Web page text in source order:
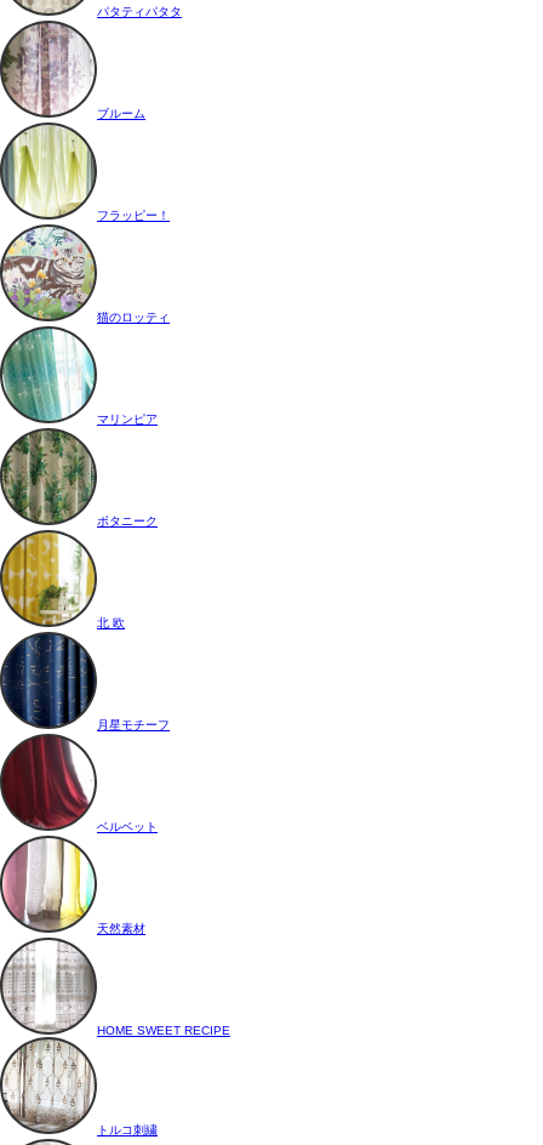
パタティパタタ
ブルーム
フラッピー！
猫のロッティ
マリンピア
ボタニーク
北 欧
月星モチーフ
ベルベット
天然素材
HOME SWEET RECIPE
トルコ刺繍